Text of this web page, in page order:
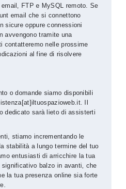
FTP e MySQL remoto. Se
email che si connettono
sicure oppure connessioni
avvengono tramite una
contatteremo nelle prossime
al fine di risolvere
o domande siamo disponibili
Il
dedicato sarà lieto di assisterti
stiamo incrementando le
stabilità a lungo termine del tuo
entusiasti di arricchire la tua
balzo in avanti, che
la tua presenza online sia forte